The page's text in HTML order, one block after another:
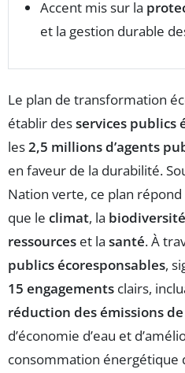
Accent mis sur la
et la gestion durable
Le plan de transformation
établir desservices publics
les2,5 millions d’agents
en faveur de la durabilité.
Nation verte, ce plan
que le climat, la biodiversité
ressources et la santé. À
publics écoresponsables,
15 engagements clairs,
réduction des émissions
d’économie d’eau et
consommation énergétique